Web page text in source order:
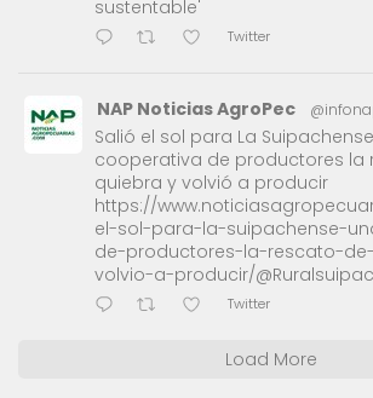
sustentable'
Twitter
NAP Noticias AgroPec
Salió el sol para La
cooperativa de productores la
quiebra y volvió a producir
https://
el-sol-para-la-suipachense-
de-productores-la-rescato-
volvio-a-producir/
Twitter
Load More